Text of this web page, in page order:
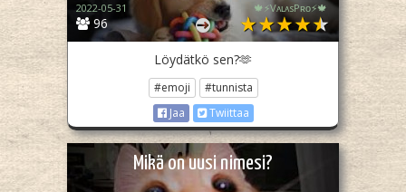
96
2022-05-31 🍁⚡️VᴀʟᴀsPʀᴏ⚡️🍁
Löydätkö sen?🫶
#emoji
#tunnista
Jaa
Twiittaa
Mikä on uusi nimesi?